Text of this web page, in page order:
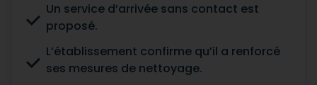
Un service d’arrivée sans contact est
proposé.
L’établissement confirme qu’il a renforcé
ses mesures de nettoyage.